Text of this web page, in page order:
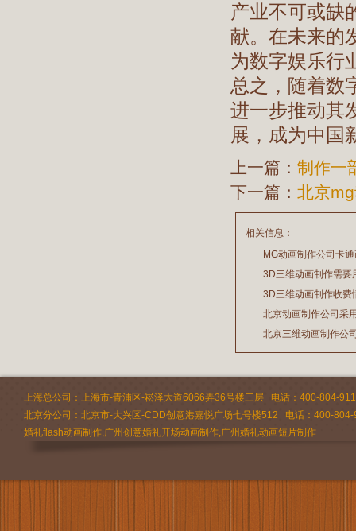
产业不可或缺
献。在未来的
为数字娱乐行
总之，随着数
进一步推动其
展，成为中国
上一篇： 制作一
下一篇： 北京
相关信息：
MG动画制作公司卡
2026/07/21
3D三维动画制作需要
2026/03/19
3D三维动画制作收费
2026/02/28
北京动画制作公司采
2026/02/24
北京三维动画制作公
2026/02/09
上海总公司：上海市-青浦区-崧泽大道6066弄36号楼三层 电话：400-804-
北京分公司：北京市-大兴区-CDD创意港嘉悦广场七号楼512 电话：400-
婚礼flash动画制作,广州创意婚礼开场动画制作,广州婚礼动画短片制作